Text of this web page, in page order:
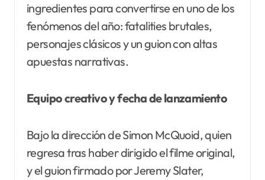
ingredientes para convertirse en uno de los
fenómenos del año: fatalities brutales,
personajes clásicos y un guion con altas
apuestas narrativas.
Equipo creativo y fecha de lanzamiento
Bajo la dirección de Simon McQuoid, quien
regresa tras haber dirigido el filme original,
y el guion firmado por Jeremy Slater,